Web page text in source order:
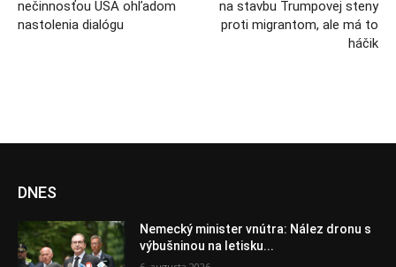
nečinnosťou USA ohľadom
nastolenia dialógu
na stavbu Trumpovej steny
proti migrantom, ale má to
háčik
DNES
Nemecký minister vnútra: Nález dronu s
výbušninou na letisku...